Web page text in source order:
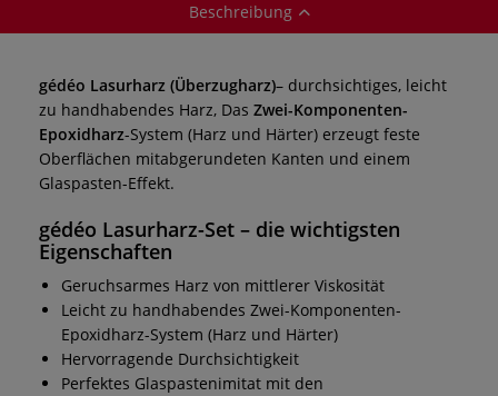
Beschreibung
gédéo Lasurharz (Überzugharz)– durchsichtiges, leicht
zu handhabendes Harz, Das Zwei-Komponenten-
Epoxidharz-System (Harz und Härter) erzeugt feste
Oberflächen mitabgerundeten Kanten und einem
Glaspasten-Effekt.
gédéo Lasurharz-Set – die wichtigsten
Eigenschaften
Geruchsarmes Harz von mittlerer Viskosität
Leicht zu handhabendes Zwei-Komponenten-
Epoxidharz-System (Harz und Härter)
Hervorragende Durchsichtigkeit
Perfektes Glaspastenimitat mit den